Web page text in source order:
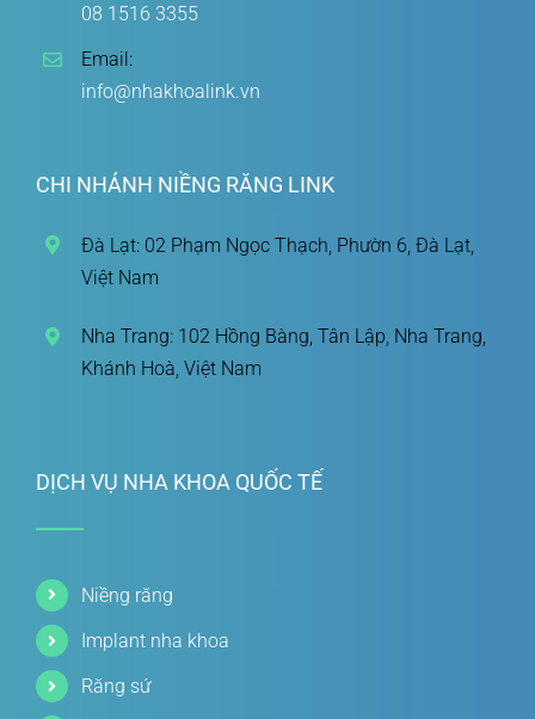
08 1516 3355
Email:
info@nhakhoalink.vn
CHI NHÁNH NIỀNG RĂNG LINK
Đà Lạt: 02 Phạm Ngọc Thạch, Phườn 6, Đà Lạt,
Việt Nam
Nha Trang: 102 Hồng Bàng, Tân Lập, Nha Trang,
Khánh Hoà, Việt Nam
DỊCH VỤ NHA KHOA QUỐC TẾ
Niềng răng
Implant nha khoa
Răng sứ